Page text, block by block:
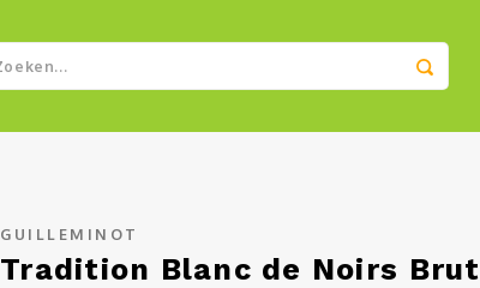
GUILLEMINOT
Tradition Blanc de Noirs Brut